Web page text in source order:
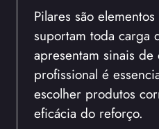
Pilares são
suportam toda carga
apresentam sinais
profissional é
escolher produtos
eficácia do reforço.